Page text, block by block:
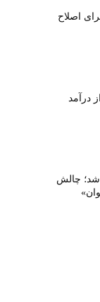
اصلاح
درآمد
شد؛ چالش